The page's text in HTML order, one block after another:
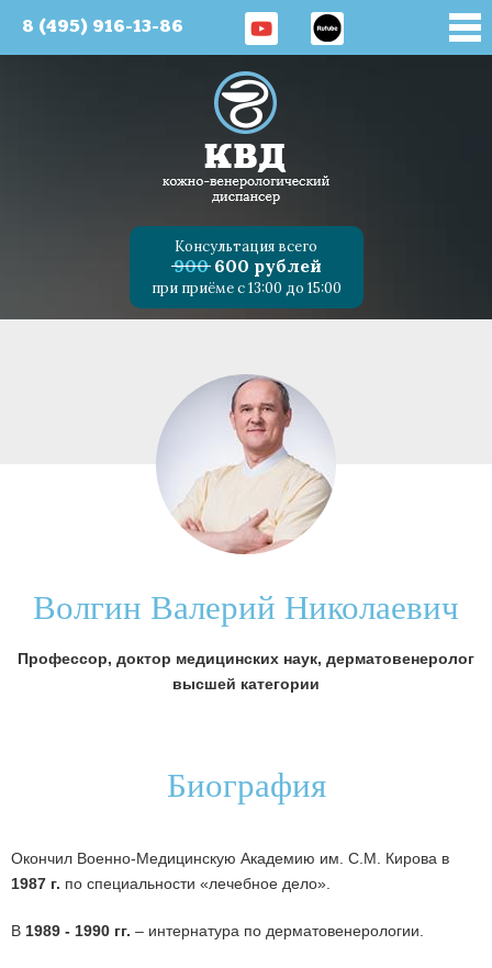
8 (495) 916-13-86
Консультация всего
900 600 рублей
при приёме с 13:00 до 15:00
Волгин Валерий Николаевич
Профессор, доктор медицинских наук, дерматовенеролог
высшей категории
Биография
Окончил Военно-Медицинскую Академию им. С.М. Кирова в
1987 г. по специальности «лечебное дело».
В 1989 - 1990 гг. – интернатура по дерматовенерологии.